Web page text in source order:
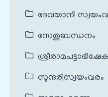
ദേവയാനി
സേതുബന്ധനം
സുന്ദരീസ്വയംവരം